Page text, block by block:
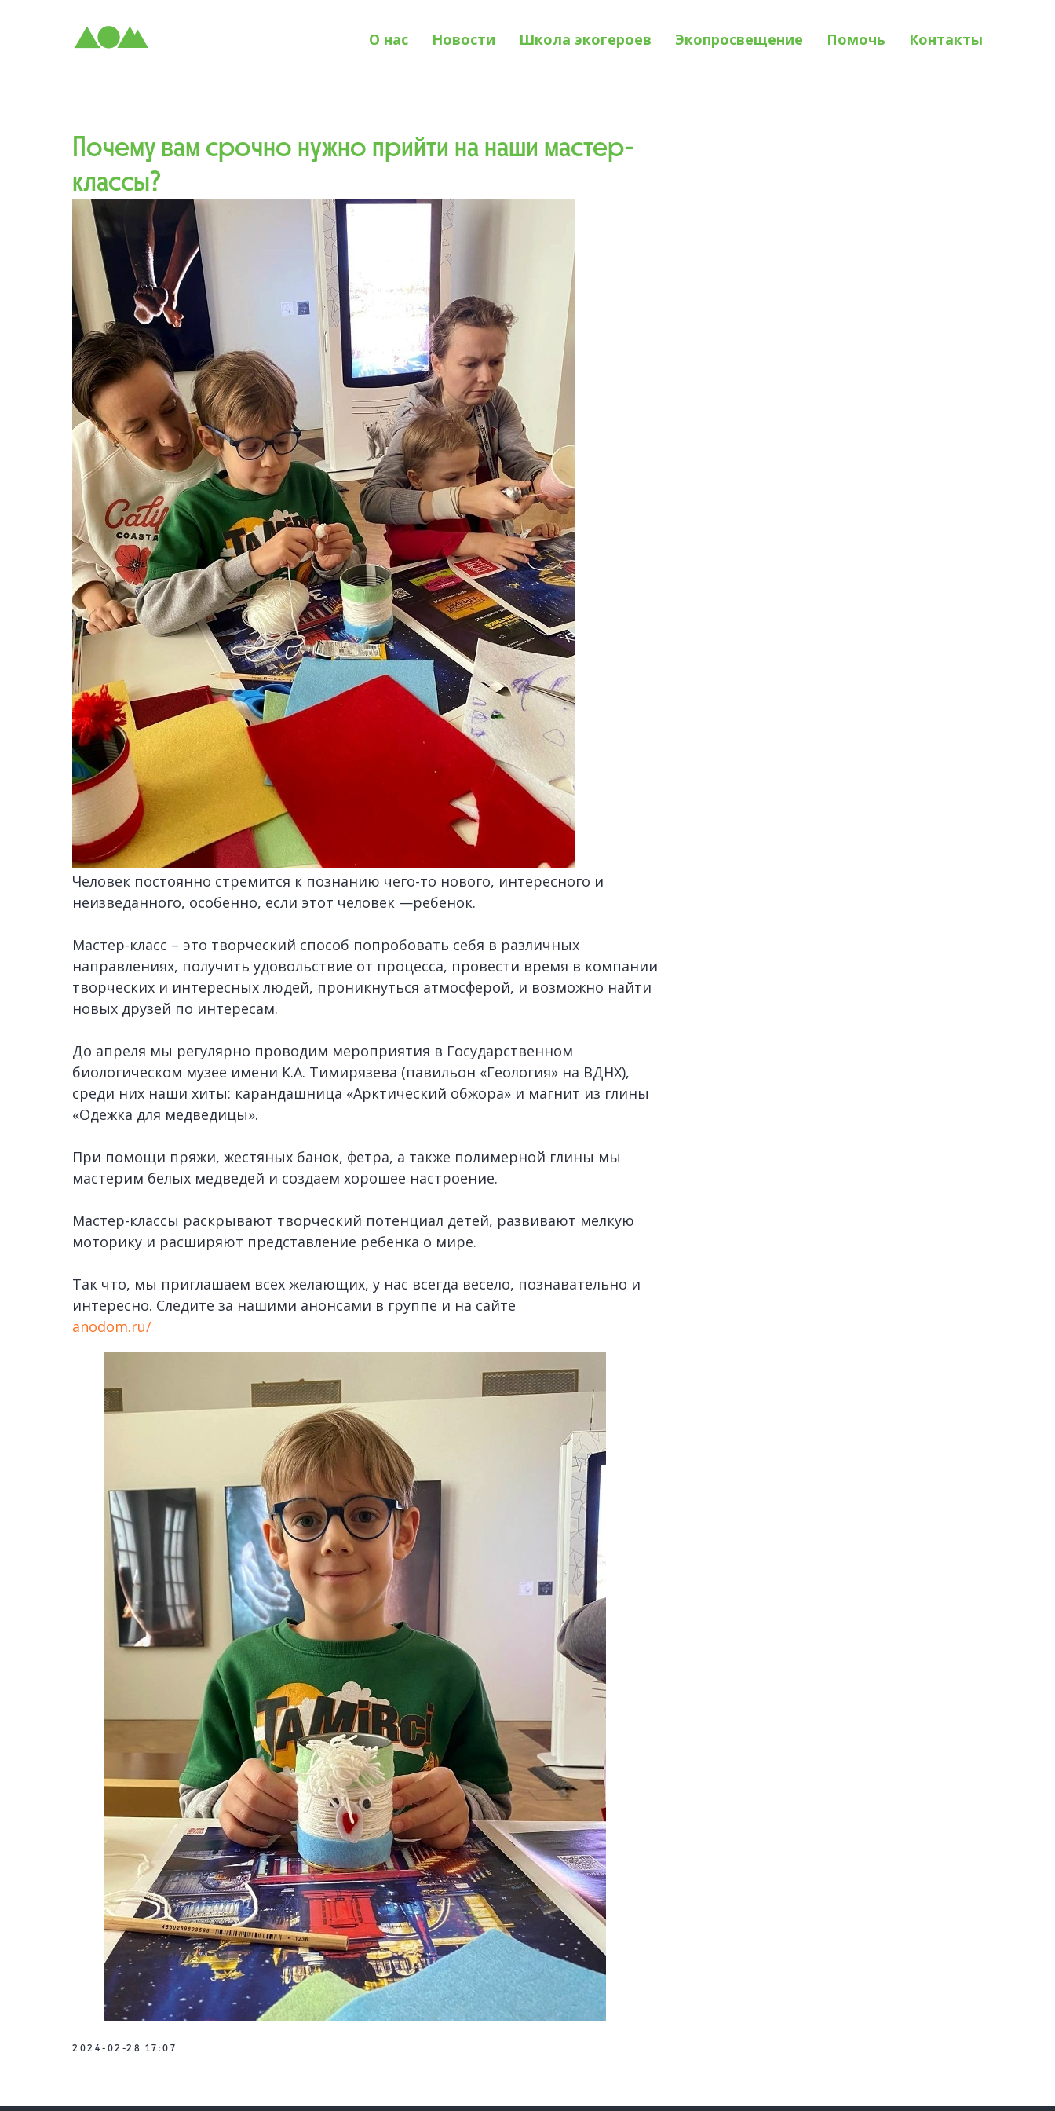
О нас Новости Школа экогероев Экопросвещение Помочь Контакты
Почему вам срочно нужно прийти на наши мастер-
классы?
Человек постоянно стремится к познанию чего-то нового, интересного и
неизведанного, особенно, если этот человек —ребенок.
Мастер-класс – это творческий способ попробовать себя в различных
направлениях, получить удовольствие от процесса, провести время в компании
творческих и интересных людей, проникнуться атмосферой, и возможно найти
новых друзей по интересам.
До апреля мы регулярно проводим мероприятия в Государственном
биологическом музее имени К.А. Тимирязева (павильон «Геология» на ВДНХ),
среди них наши хиты: карандашница «Арктический обжора» и магнит из глины
«Одежка для медведицы».
При помощи пряжи, жестяных банок, фетра, а также полимерной глины мы
мастерим белых медведей и создаем хорошее настроение.
Мастер-классы раскрывают творческий потенциал детей, развивают мелкую
моторику и расширяют представление ребенка о мире.
Так что, мы приглашаем всех желающих, у нас всегда весело, познавательно и
интересно. Следите за нашими анонсами в группе и на сайте
anodom.ru/
2024-02-28 17:07